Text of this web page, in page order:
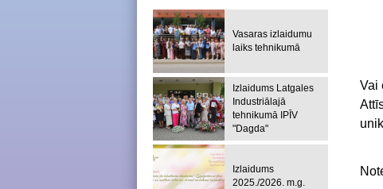
Vasaras izlaidumu
laiks tehnikumā
Izlaidums Latgales
Industriālajā
tehnikumā IPĪV
"Dagda"
Izlaidums
2025./2026. m.g.
Vai